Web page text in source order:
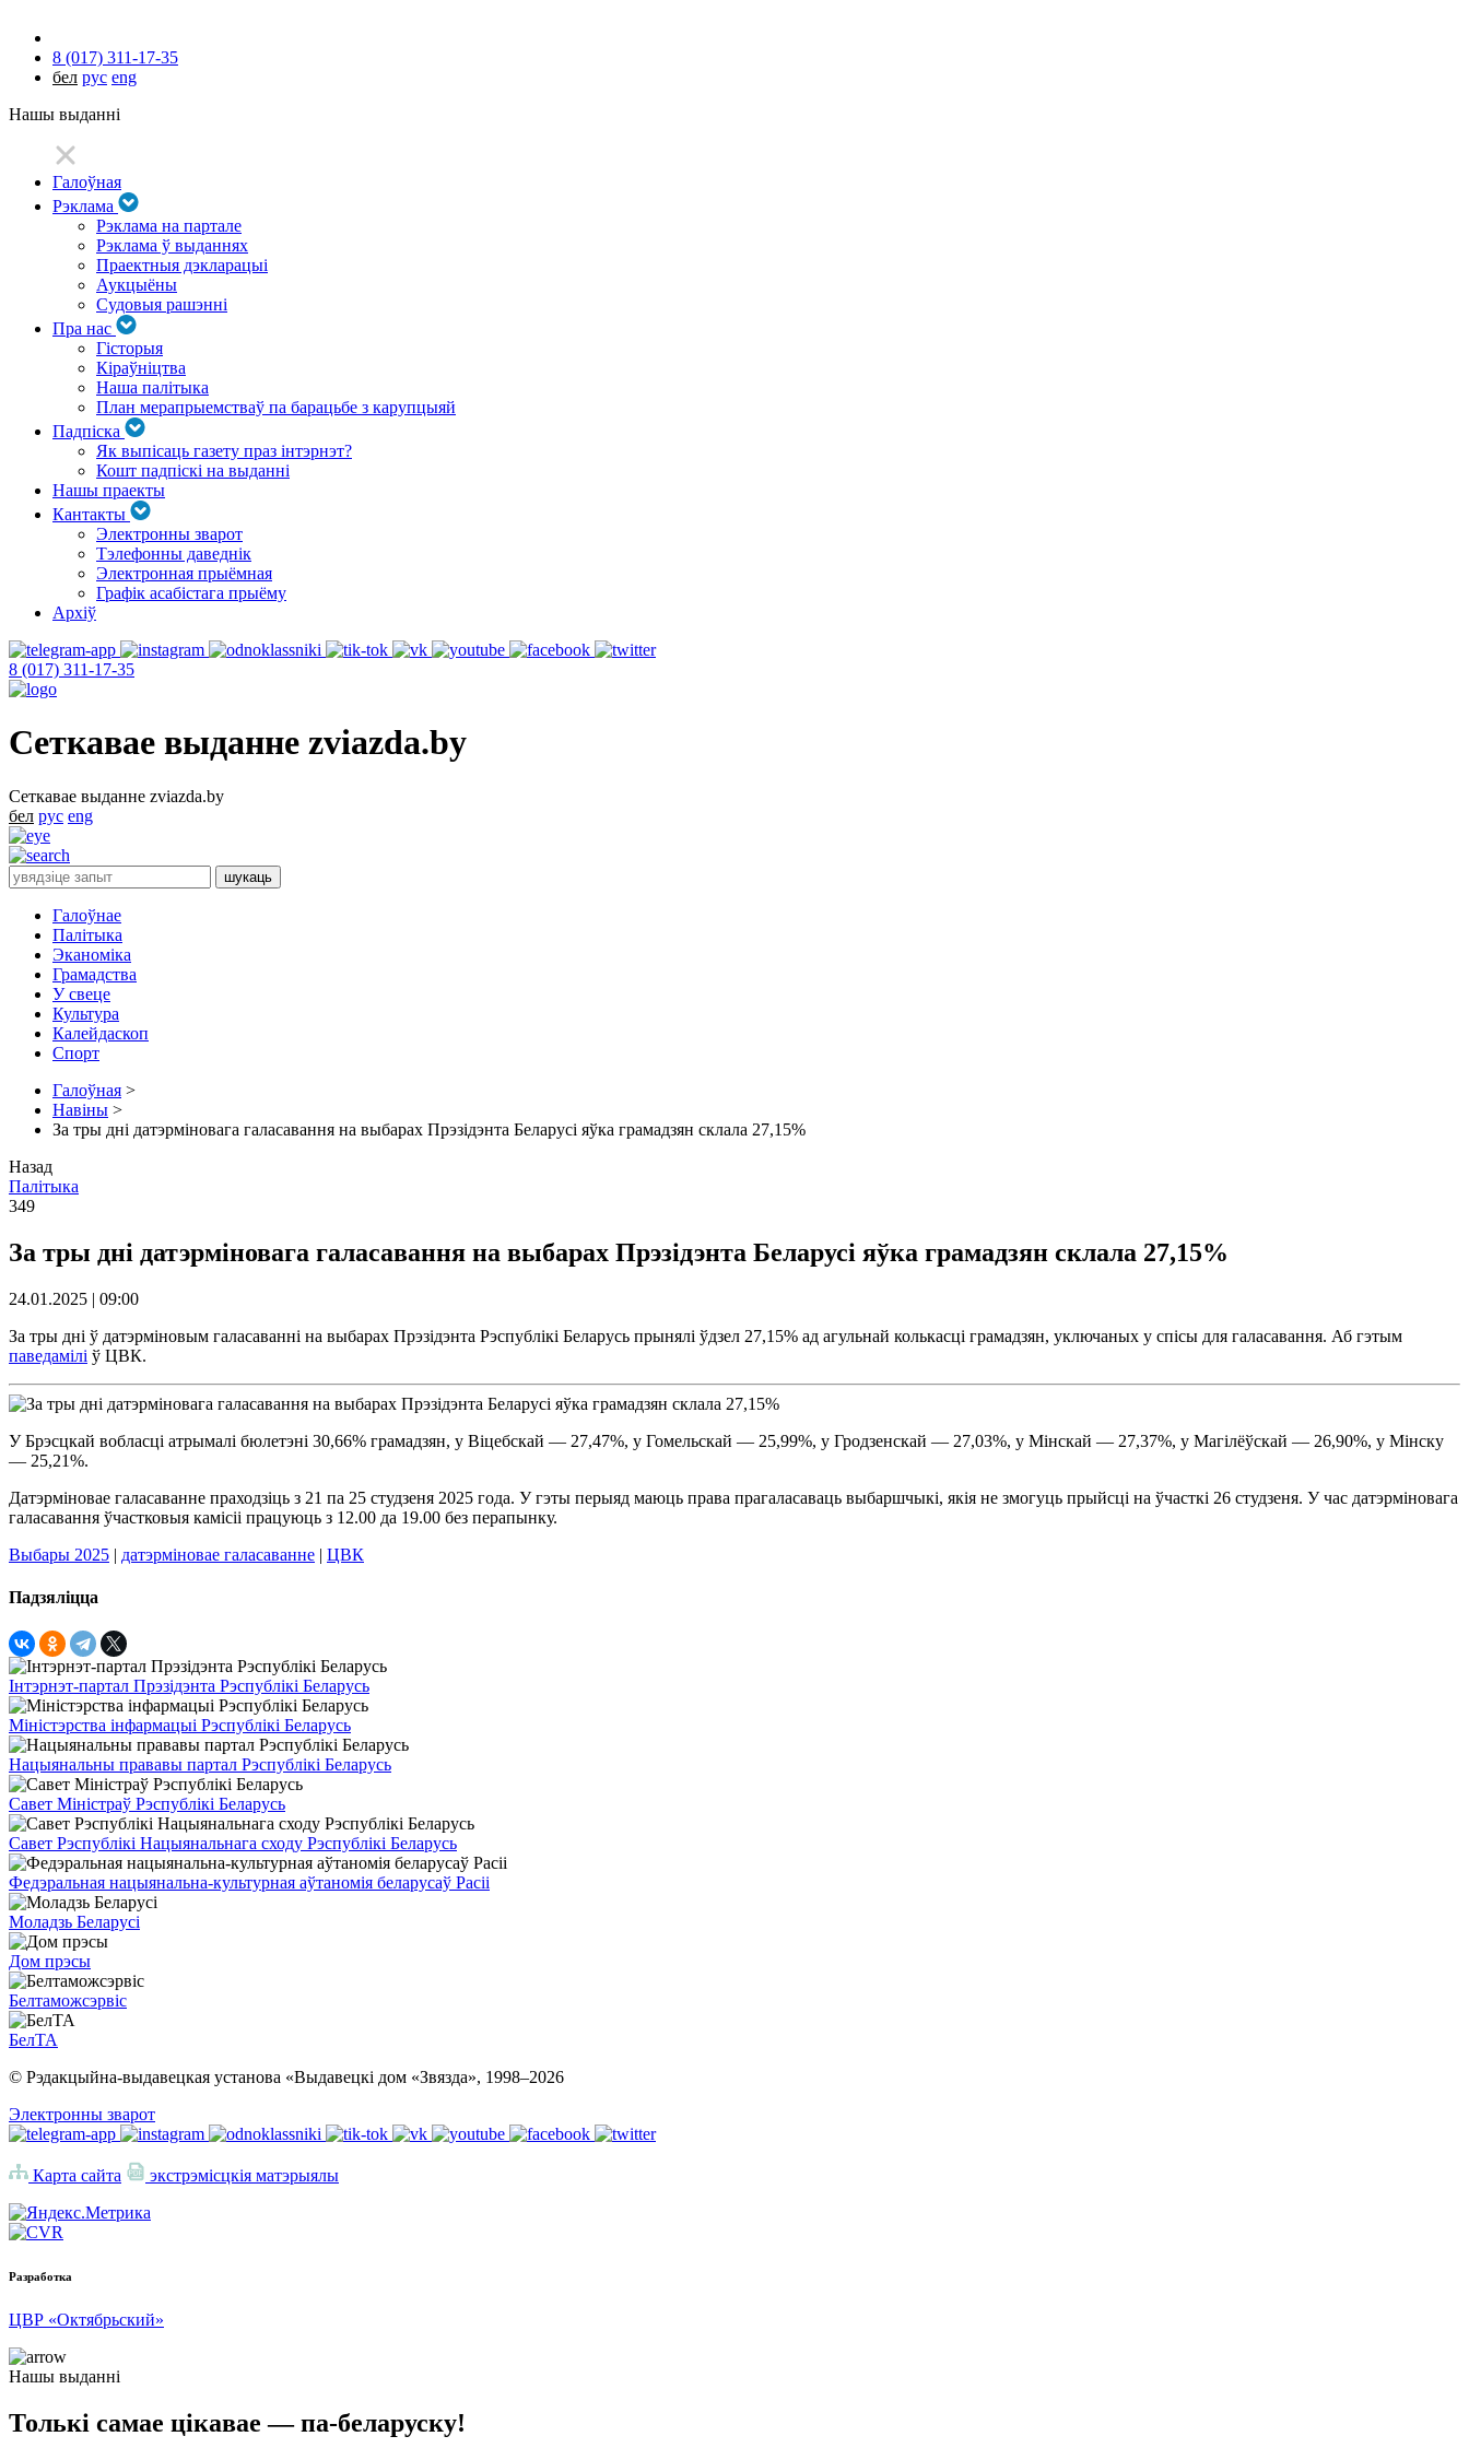
8 (017) 311-17-35
бел рус eng
Нашы выданні
Галоўная
Рэклама
Рэклама на партале
Рэклама ў выданнях
Праектныя дэкларацыі
Аукцыёны
Судовыя рашэнні
Пра нас
Гісторыя
Кіраўніцтва
Наша палітыка
План мерапрыемстваў па барацьбе з карупцыяй
Падпіска
Як выпісаць газету праз інтэрнэт?
Кошт падпіскі на выданні
Нашы праекты
Кантакты
Электронны зварот
Тэлефонны даведнік
Электронная прыёмная
Графік асабістага прыёму
Архіў
8 (017) 311-17-35
Сеткавае выданне zviazda.by
Сеткавае выданне zviazda.by
бел рус eng
Галоўнае
Палітыка
Эканоміка
Грамадства
У свеце
Культура
Калейдаскоп
Спорт
Галоўная >
Навіны >
За тры дні датэрміновага галасавання на выбарах Прэзідэнта Беларусі яўка грамадзян склала 27,15%
Назад
Палітыка
349
За тры дні датэрміновага галасавання на выбарах Прэзідэнта Беларусі яўка грамадзян склала 27,15%
24.01.2025 | 09:00
За тры дні ў датэрміновым галасаванні на выбарах Прэзідэнта Рэспублікі Беларусь прынялі ўдзел 27,15% ад агульнай колькасці грамадзян, уключаных у спісы для галасавання. Аб гэтым
паведамілі ў ЦВК.
У Брэсцкай вобласці атрымалі бюлетэні 30,66% грамадзян, у Віцебскай — 27,47%, у Гомельскай — 25,99%, у Гродзенскай — 27,03%, у Мінскай — 27,37%, у Магілёўскай — 26,90%, у Мінску
— 25,21%.
Датэрміновае галасаванне праходзіць з 21 па 25 студзеня 2025 года. У гэты перыяд маюць права прагаласаваць выбаршчыкі, якія не змогуць прыйсці на ўчасткі 26 студзеня. У час датэрміновага
галасавання ўчастковыя камісіі працуюць з 12.00 да 19.00 без перапынку.
Выбары 2025 | датэрміновае галасаванне | ЦВК
Падзяліцца
Інтэрнэт-партал Прэзідэнта Рэспублікі Беларусь
Міністэрства інфармацыі Рэспублікі Беларусь
Нацыянальны прававы партал Рэспублікі Беларусь
Савет Міністраў Рэспублікі Беларусь
Савет Рэспублікі Нацыянальнага сходу Рэспублікі Беларусь
Федэральная нацыянальна-культурная аўтаномія беларусаў Расіі
Моладзь Беларусі
Дом прэсы
Белтаможсэрвіс
БелТА
© Рэдакцыйна-выдавецкая установа «Выдавецкі дом «Звязда», 1998–2026
Электронны зварот
Карта сайта экстрэмісцкія матэрыялы
Разработка
ЦВР «Октябрьский»
Нашы выданні
Толькі самае цікавае — па-беларуску!